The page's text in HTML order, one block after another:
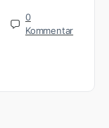
0
Kommentar